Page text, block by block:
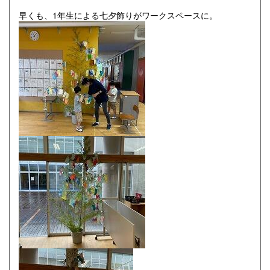
早くも、1年生による七夕飾りがワークスペースに。